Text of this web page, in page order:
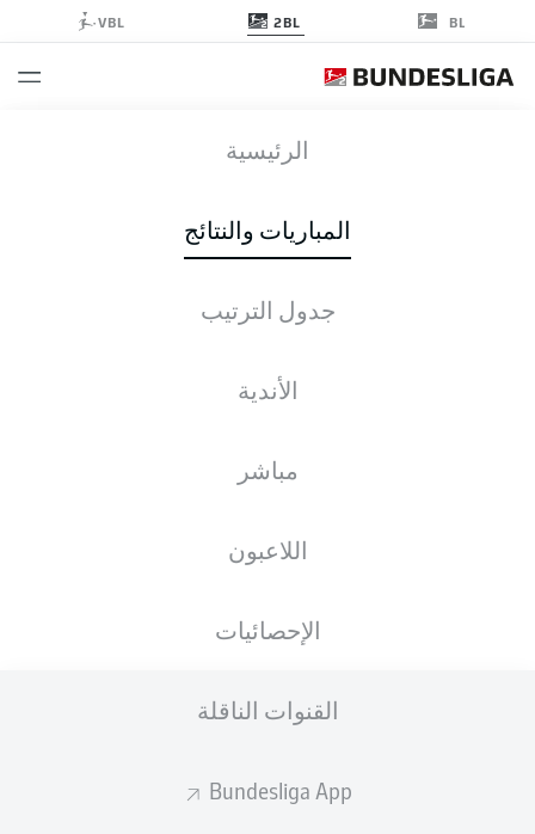
BL
2BL
VBL
الرئيسية
المباريات والنتائج
جدول الترتيب
الأندية
مباشر
اللاعبون
الإحصائيات
القنوات الناقلة
Bundesliga App
0
3
الأخبار التشكيلات